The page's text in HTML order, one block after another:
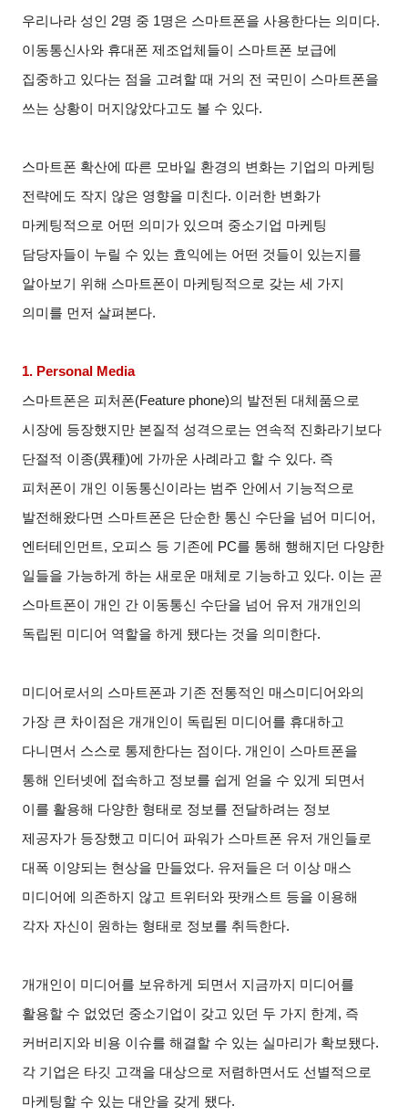
우리나라 성인 2명 중 1명은 스마트폰을 사용한다는 의미다.
이동통신사와 휴대폰 제조업체들이 스마트폰 보급에
집중하고 있다는 점을 고려할 때 거의 전 국민이 스마트폰을
쓰는 상황이 머지않았다고도 볼 수 있다.
스마트폰 확산에 따른 모바일 환경의 변화는 기업의 마케팅
전략에도 작지 않은 영향을 미친다. 이러한 변화가
마케팅적으로 어떤 의미가 있으며 중소기업 마케팅
담당자들이 누릴 수 있는 효익에는 어떤 것들이 있는지를
알아보기 위해 스마트폰이 마케팅적으로 갖는 세 가지
의미를 먼저 살펴본다.
1. Personal Media
스마트폰은 피처폰(Feature phone)의 발전된 대체품으로
시장에 등장했지만 본질적 성격으로는 연속적 진화라기보다
단절적 이종(異種)에 가까운 사례라고 할 수 있다. 즉
피처폰이 개인 이동통신이라는 범주 안에서 기능적으로
발전해왔다면 스마트폰은 단순한 통신 수단을 넘어 미디어,
엔터테인먼트, 오피스 등 기존에 PC를 통해 행해지던 다양한
일들을 가능하게 하는 새로운 매체로 기능하고 있다. 이는 곧
스마트폰이 개인 간 이동통신 수단을 넘어 유저 개개인의
독립된 미디어 역할을 하게 됐다는 것을 의미한다.
미디어로서의 스마트폰과 기존 전통적인 매스미디어와의
가장 큰 차이점은 개개인이 독립된 미디어를 휴대하고
다니면서 스스로 통제한다는 점이다. 개인이 스마트폰을
통해 인터넷에 접속하고 정보를 쉽게 얻을 수 있게 되면서
이를 활용해 다양한 형태로 정보를 전달하려는 정보
제공자가 등장했고 미디어 파워가 스마트폰 유저 개인들로
대폭 이양되는 현상을 만들었다. 유저들은 더 이상 매스
미디어에 의존하지 않고 트위터와 팟캐스트 등을 이용해
각자 자신이 원하는 형태로 정보를 취득한다.
개개인이 미디어를 보유하게 되면서 지금까지 미디어를
활용할 수 없었던 중소기업이 갖고 있던 두 가지 한계, 즉
커버리지와 비용 이슈를 해결할 수 있는 실마리가 확보됐다.
각 기업은 타깃 고객을 대상으로 저렴하면서도 선별적으로
마케팅할 수 있는 대안을 갖게 됐다.